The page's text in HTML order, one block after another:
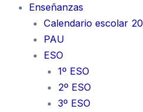
Enseñanzas
Calendario escolar
PAU
ESO
1º ESO
2º ESO
3º ESO